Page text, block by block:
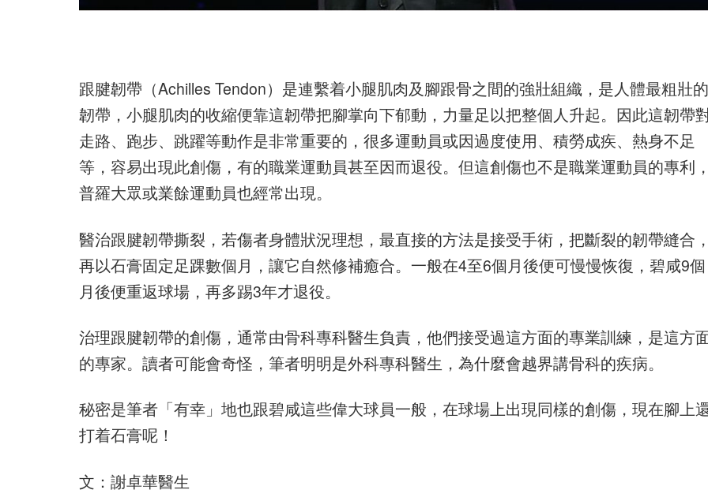
跟腱韌帶（Achilles Tendon）是連繫着小腿肌肉及腳跟骨之間的強壯組織，是人體最粗壯的
韌帶，小腿肌肉的收縮便靠這韌帶把腳掌向下郁動，力量足以把整個人升起。因此這韌帶
走路、跑步、跳躍等動作是非常重要的，很多運動員或因過度使用、積勞成疾、熱身不足
等，容易出現此創傷，有的職業運動員甚至因而退役。但這創傷也不是職業運動員的專利
普羅大眾或業餘運動員也經常出現。
醫治跟腱韌帶撕裂，若傷者身體狀況理想，最直接的方法是接受手術，把斷裂的韌帶縫合
再以石膏固定足踝數個月，讓它自然修補癒合。一般在4至6個月後便可慢慢恢復，碧咸9個
月後便重返球場，再多踢3年才退役。
治理跟腱韌帶的創傷，通常由骨科專科醫生負責，他們接受過這方面的專業訓練，是這方
的專家。讀者可能會奇怪，筆者明明是外科專科醫生，為什麼會越界講骨科的疾病。
秘密是筆者「有幸」地也跟碧咸這些偉大球員一般，在球場上出現同樣的創傷，現在腳上
打着石膏呢！
文：謝卓華醫生